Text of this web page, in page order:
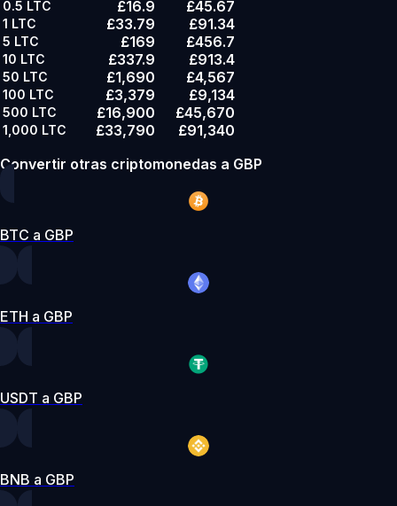
0.5 LTC £16.9 £45.67
1 LTC £33.79 £91.34
5 LTC £169 £456.7
10 LTC £337.9 £913.4
50 LTC £1,690 £4,567
100 LTC £3,379 £9,134
500 LTC £16,900 £45,670
1,000 LTC £33,790
£91,340
Convertir otras criptomonedas a GBP
BTC a GBP
ETH a GBP
USDT a GBP
BNB a GBP